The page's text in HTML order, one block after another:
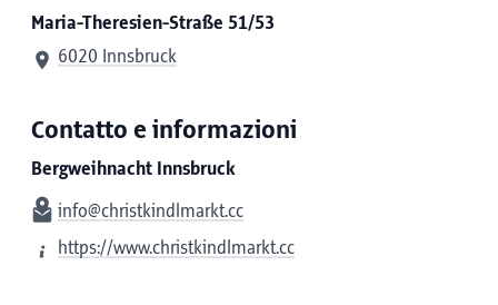
Maria-Theresien-Straße 51/53
6020 Innsbruck
Contatto e informazioni
Bergweihnacht Innsbruck
info@christkindlmarkt.cc
https://www.christkindlmarkt.cc